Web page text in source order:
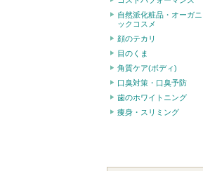
自然派化粧品・オーガニ
ックコスメ
顔のテカリ
目のくま
角質ケア(ボディ)
口臭対策・口臭予防
歯のホワイトニング
痩身・スリミング